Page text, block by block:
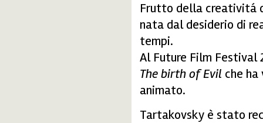
Frutto della creativitá
nata dal desiderio di
tempi.
Al Future Film Festival
The birth of Evil che
animato.
Tartakovsky è stato